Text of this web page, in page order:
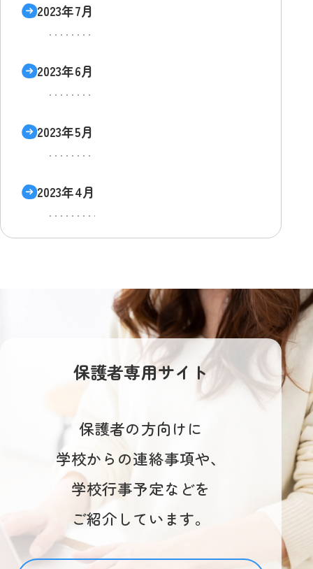
2023年7月
2023年6月
2023年5月
2023年4月
保護者専用サイト
保護者の方向けに
学校からの連絡事項や、
学校行事予定などを
ご紹介しています。